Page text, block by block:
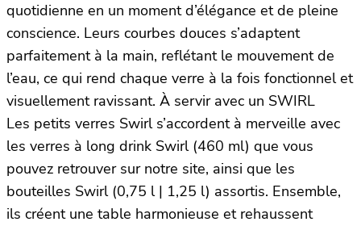
quotidienne en un moment d’élégance et de pleine
conscience. Leurs courbes douces s’adaptent
parfaitement à la main, reflétant le mouvement de
l’eau, ce qui rend chaque verre à la fois fonctionnel et
visuellement ravissant. À servir avec un SWIRL
Les petits verres Swirl s’accordent à merveille avec
les verres à long drink Swirl (460 ml) que vous
pouvez retrouver sur notre site, ainsi que les
bouteilles Swirl (0,75 l | 1,25 l) assortis. Ensemble,
ils créent une table harmonieuse et rehaussent